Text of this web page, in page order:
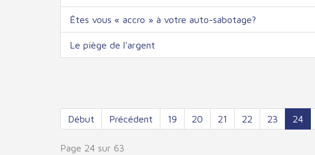
Êtes vous « accro » à votre auto-sabotage?
Le piège de l'argent
Début Précédent 19 20 21 22 23 24
Page 24 sur 63